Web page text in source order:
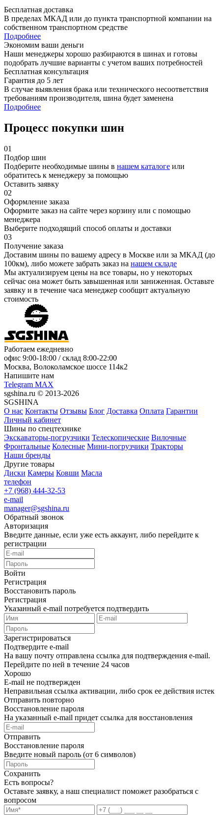
Бесплатная доставка
В пределах МКАД или до пункта транспортной компании на
собственном транспортном средстве
Подробнее
Экономим ваши деньги
Наши менеджеры хорошо разбираются в шинах и готовы
подобрать лучшие варианты с учетом ваших потребностей
Бесплатная консультация
Гарантия до 5 лет
В случае выявления брака или технического несоответствия
требованиям производителя, шина будет заменена
Подробнее
Процесс покупки шин
01
Подбор шин
Подберите необходимые шины в нашем каталоге или
обратитесь к менеджеру за помощью
Оставить заявку
02
Оформление заказа
Оформите заказ на сайте через корзину или с помощью
менеджера
Выберите подходящий способ оплаты и доставки
03
Получение заказа
Доставим шины по вашему адресу в Москве или за МКАД (до
100км), либо можете забрать заказ на нашем складе
Мы актуализируем цены на все товары, но у некоторых
сейчас она может быть завышенная или заниженная. Оставьте
заявку и в течение часа менеджер сообщит актуальную
стоимость
Работаем ежедневно
офис 9:00-18:00 / склад 8:00-22:00
Москва, Волоколамское шоссе 114к2
Напишите нам
Telegram MAX
sgshina.ru © 2013-2026
SGSHINA
О нас Контакты Отзывы Блог Доставка Оплата Гарантии
Личный кабинет
Шины по спецтехнике
Экскаваторы-погрузчики Телескопические Вилочные
Фронтальные Колесные Мини-погрузчики Тракторы
Наши бренды
Другие товары
Диски Камеры Ковши Масла
телефон
+7 (968) 444-32-53
e-mail
manager@sgshina.ru
Обратный звонок
Авторизация
Введите данные, если уже есть аккаунт, либо перейдите к
регистрации
Войти
Регистрация
Восстановить пароль
Регистрация
Указанный e-mail потребуется подтвердить
Зарегистрироваться
Подтвердите e-mail
На вашу почту отправлена ссылка для подтверждения e-mail.
Перейдите по ней в течение 24 часов
Хорошо
E-mail не подтвержден
Неправильная ссылка активации, либо срок ее действия истек
Отправить повторно
Восстановление пароля
На указанный e-mail придет ссылка для восстановления
Отправить
Восстановление пароля
Введите новый пароль (от 6 символов)
Сохранить
Есть вопросы?
Оставьте заявку, а наш специалист поможет разобраться с
вопросом